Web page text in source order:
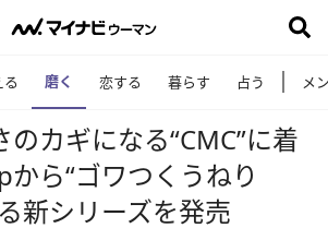
磨く 恋する 暮らす 占う メ
カギになる“CMC”に着
ら“ゴワつくうねり
新シリーズを発売